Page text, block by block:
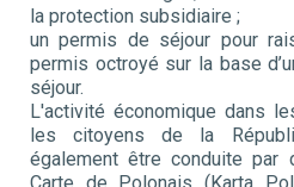
la protection subsidiaire ;
un permis de séjour pour
permis octroyé sur la base
séjour.
L'activité économique dans
les citoyens de la
également être conduite